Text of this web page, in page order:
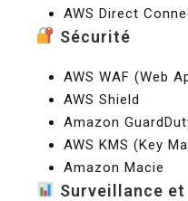
AWS Direct
Sécurité
AWS WAF (Web
AWS Shield
Amazon
AWS KMS (Key
Amazon Macie
Surveillance